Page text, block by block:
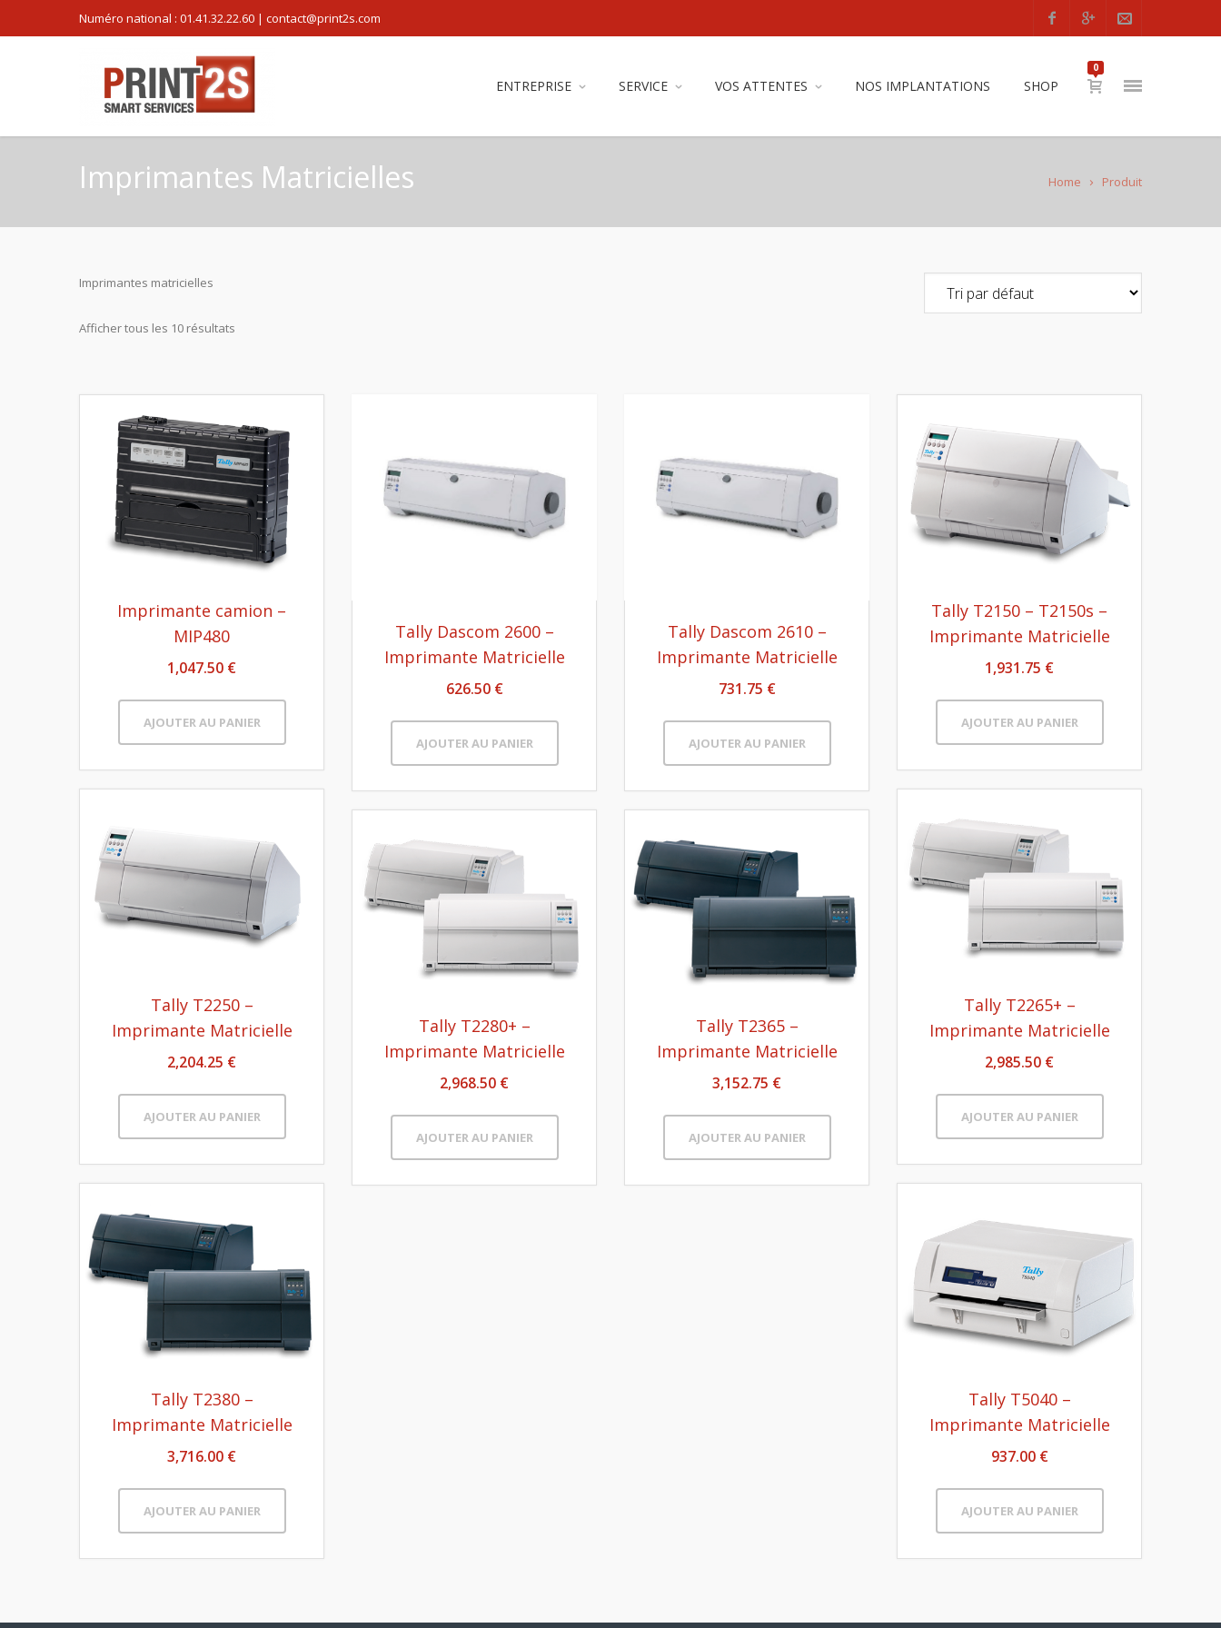
Numéro national : 01.41.32.22.60 | contact@print2s.com
0
ENTREPRISE SERVICE VOS ATTENTES NOS IMPLANTATIONS SHOP
Imprimantes Matricielles Home Produit
Imprimantes matricielles
Afficher tous les 10 résultats
Imprimante camion –
MIP480
1,047.50 €
AJOUTER AU PANIER
Tally Dascom 2600 –
Imprimante Matricielle
626.50 €
AJOUTER AU PANIER
Tally Dascom 2610 –
Imprimante Matricielle
731.75 €
AJOUTER AU PANIER
Tally T2150 – T2150s –
Imprimante Matricielle
1,931.75 €
AJOUTER AU PANIER
Tally T2250 –
Imprimante Matricielle
2,204.25 €
AJOUTER AU PANIER
Tally T2265+ –
Imprimante Matricielle
2,985.50 €
AJOUTER AU PANIER
Tally T2280+ –
Imprimante Matricielle
2,968.50 €
AJOUTER AU PANIER
Tally T2365 –
Imprimante Matricielle
3,152.75 €
AJOUTER AU PANIER
Tally T2380 –
Imprimante Matricielle
3,716.00 €
AJOUTER AU PANIER
Tally T5040 –
Imprimante Matricielle
937.00 €
AJOUTER AU PANIER